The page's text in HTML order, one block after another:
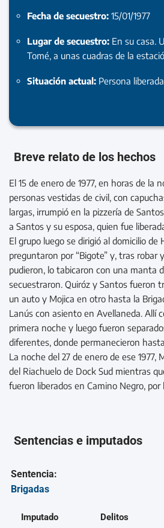
Fecha de secuestro: 15/01/1977
Lugar de secuestro: En su casa.
Tomé, a unas cuadras de la
Situación actual: Persona liberada
Breve relato de los hechos
El 15 de enero de 1977, en horas de la
personas vestidas de civil, con
largas, irrumpió en la pizzería de
a Santos y su esposa, quien fue
El grupo luego se dirigió al domicilio de
preguntaron por “Bigote” y, tras robar
pudieron, lo tabicaron con una manta
secuestraron. Quiróz y Santos fueron
un auto y Mojica en otro hasta la
Lanús con asiento en Avellaneda. Allí
primera noche y luego fueron
diferentes, donde permanecieron
La noche del 27 de enero de ese 1977,
del Riachuelo de Dock Sud mientras
fueron liberados en Camino Negro, por
Sentencias e imputados
Sentencia:
Brigadas
Imputado Delitos